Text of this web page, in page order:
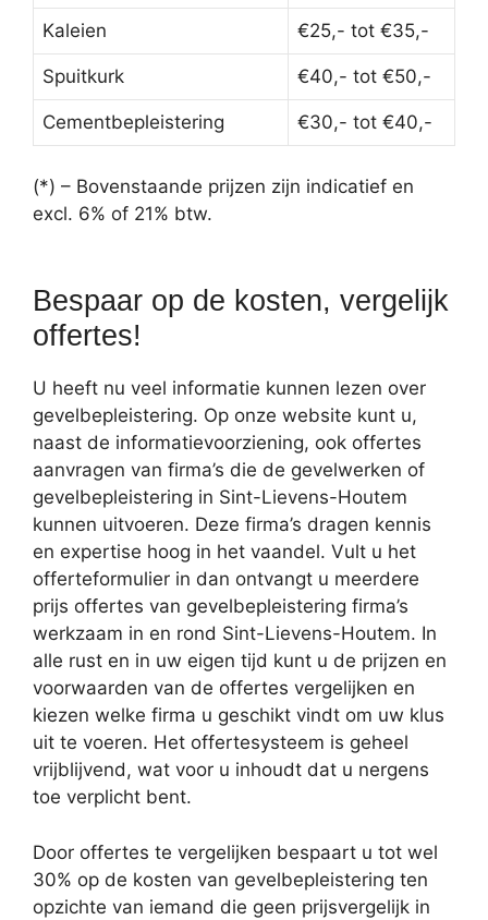
Kaleien €25,- tot €35,-
Spuitkurk €40,- tot €50,-
Cementbepleistering €30,- tot €40,-
(*) – Bovenstaande prijzen zijn indicatief en
excl. 6% of 21% btw.
Bespaar op de kosten, vergelijk
offertes!
U heeft nu veel informatie kunnen lezen over
gevelbepleistering. Op onze website kunt u,
naast de informatievoorziening, ook offertes
aanvragen van firma’s die de gevelwerken of
gevelbepleistering in Sint-Lievens-Houtem
kunnen uitvoeren. Deze firma’s dragen kennis
en expertise hoog in het vaandel. Vult u het
offerteformulier in dan ontvangt u meerdere
prijs offertes van gevelbepleistering firma’s
werkzaam in en rond Sint-Lievens-Houtem. In
alle rust en in uw eigen tijd kunt u de prijzen en
voorwaarden van de offertes vergelijken en
kiezen welke firma u geschikt vindt om uw klus
uit te voeren. Het offertesysteem is geheel
vrijblijvend, wat voor u inhoudt dat u nergens
toe verplicht bent.
Door offertes te vergelijken bespaart u tot wel
30% op de kosten van gevelbepleistering ten
opzichte van iemand die geen prijsvergelijk in